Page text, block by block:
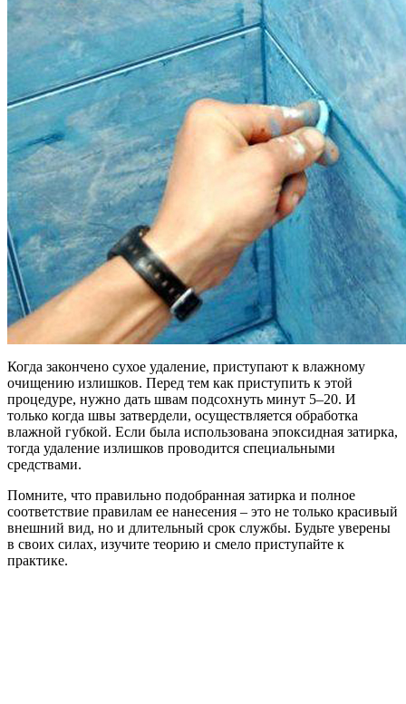
Когда закончено сухое удаление, приступают к влажному
очищению излишков. Перед тем как приступить к этой
процедуре, нужно дать швам подсохнуть минут 5–20. И
только когда швы затвердели, осуществляется обработка
влажной губкой. Если была использована эпоксидная затирка,
тогда удаление излишков проводится специальными
средствами.
Помните, что правильно подобранная затирка и полное
соответствие правилам ее нанесения – это не только красивый
внешний вид, но и длительный срок службы. Будьте уверены
в своих силах, изучите теорию и смело приступайте к
практике.